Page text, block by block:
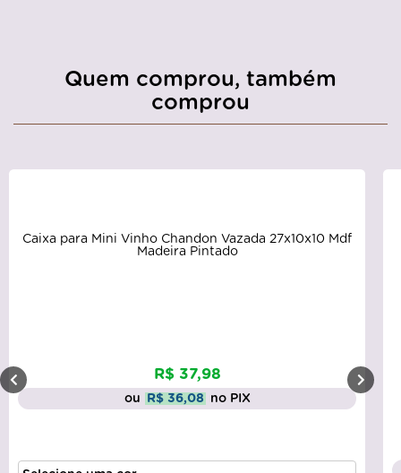
Quem comprou, também
comprou
Caixa para Mini Vinho Chandon Vazada 27x10x10 Mdf
Madeira Pintado
R$ 37,98
ou R$ 36,08 no PIX